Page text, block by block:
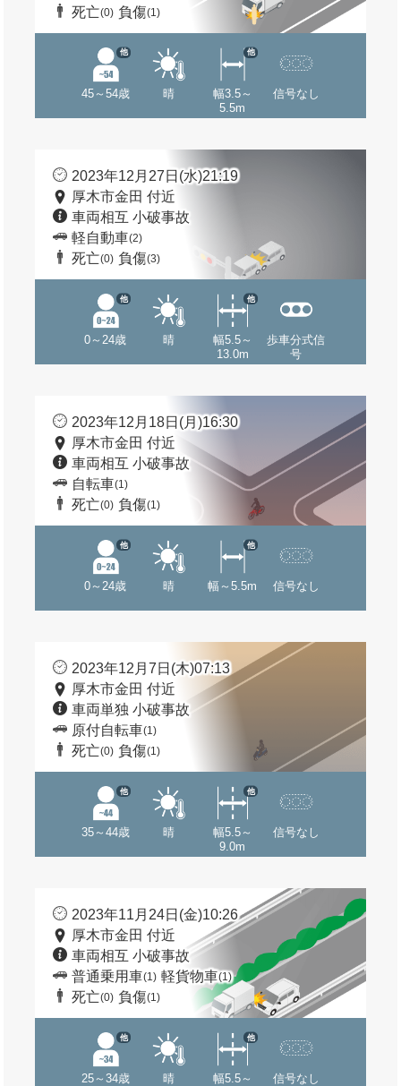
死亡(0) 負傷(1)
45～54歳
他
晴
幅3.5～
5.5m
他
信号なし
2023年12月27日(水)21:19
厚木市金田 付近
車両相互 小破事故
軽自動車(2)
死亡(0) 負傷(3)
0～24歳
他
晴
幅5.5～
13.0m
他
歩車分式信
号
2023年12月18日(月)16:30
厚木市金田 付近
車両相互 小破事故
自転車(1)
死亡(0) 負傷(1)
0～24歳
他
晴 幅～5.5m
他
信号なし
2023年12月7日(木)07:13
厚木市金田 付近
車両単独 小破事故
原付自転車(1)
死亡(0) 負傷(1)
35～44歳
他
晴
幅5.5～
9.0m
他
信号なし
2023年11月24日(金)10:26
厚木市金田 付近
車両相互 小破事故
普通乗用車(1) 軽貨物車(1)
死亡(0) 負傷(1)
25～34歳
他
晴 幅5.5～
他
信号なし